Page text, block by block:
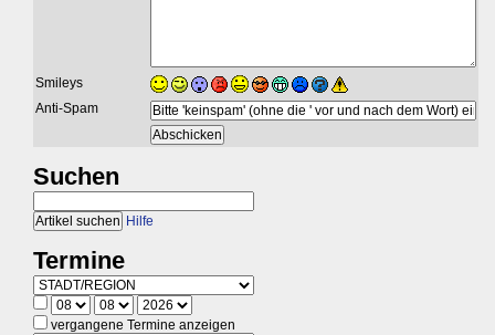
Smileys
Anti-Spam
Suchen
Hilfe
Termine
vergangene Termine anzeigen